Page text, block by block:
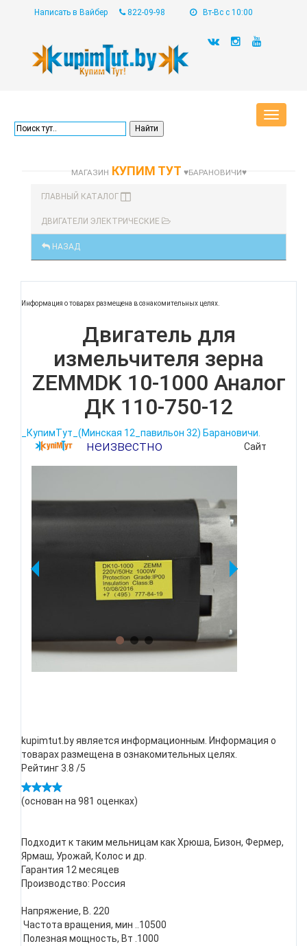
Написать в Вайбер 822-09-98 Вт-Вс с 10:00
Toggle
МАГАЗИН КУПИМ ТУТ ♥БАРАНОВИЧИ♥
ГЛАВНЫЙ КАТАЛОГ
ДВИГАТЕЛИ ЭЛЕКТРИЧЕСКИЕ
НАЗАД
Информация о товарах размещена в ознакомительных целях.
Двигатель для
измельчителя зерна
ZEMMDK 10-1000 Аналог
ДК 110-750-12
_КупимТут_(Минская 12_павильон 32) Барановичи.
неизвестно Сайт
kupimtut.by является информационным. Информация о
товарах размещена в ознакомительных целях.
Рейтинг3.8 /5
(основан на 981 оценках)
Подходит к таким мельницам как Хрюша, Бизон, Фермер,
Ярмаш, Урожай, Колос и др.
Гарантия 12 месяцев
Производство: Россия
Напряжение, В. 220
Частота вращения, мин ..10500
Полезная мощность, Вт .1000